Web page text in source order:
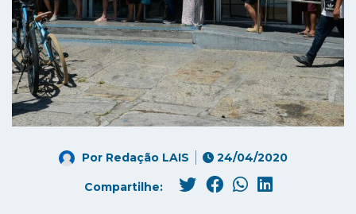
Por Redação LAIS 24/04/2020
Compartilhe: